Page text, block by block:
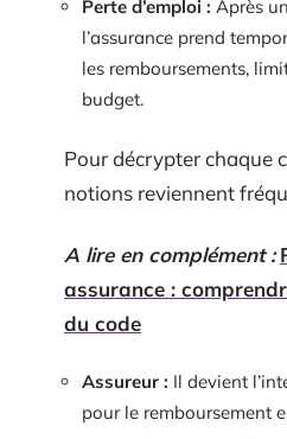
Perte d’emploi : Après
l’assurance prend
les remboursements,
budget.
Pour décrypter chaque
notions reviennent
A lire en complément :
assurance :
du code
Assureur : Il devient
pour le remboursement